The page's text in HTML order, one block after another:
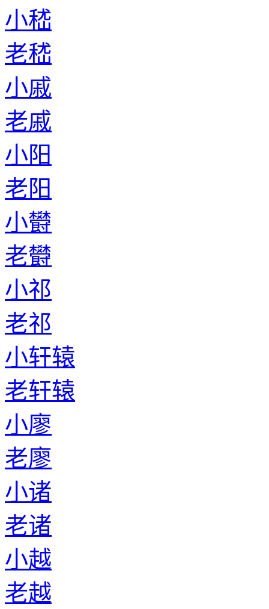
小嵇
老嵇
小戚
老戚
小阳
老阳
小欎
老欎
小祁
老祁
小轩辕
老轩辕
小廖
老廖
小诸
老诸
小越
老越